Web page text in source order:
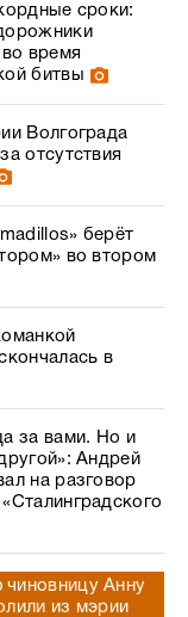
сроки:
во время
битвы
Волгограда
отсутствия
берёт
во втором
в
за вами. Но и
Андрей
на разговор
чиновницу Анну
из мэрии